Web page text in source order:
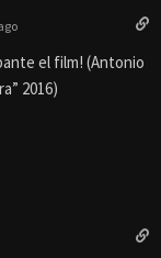
el film! (Antonio
2016)